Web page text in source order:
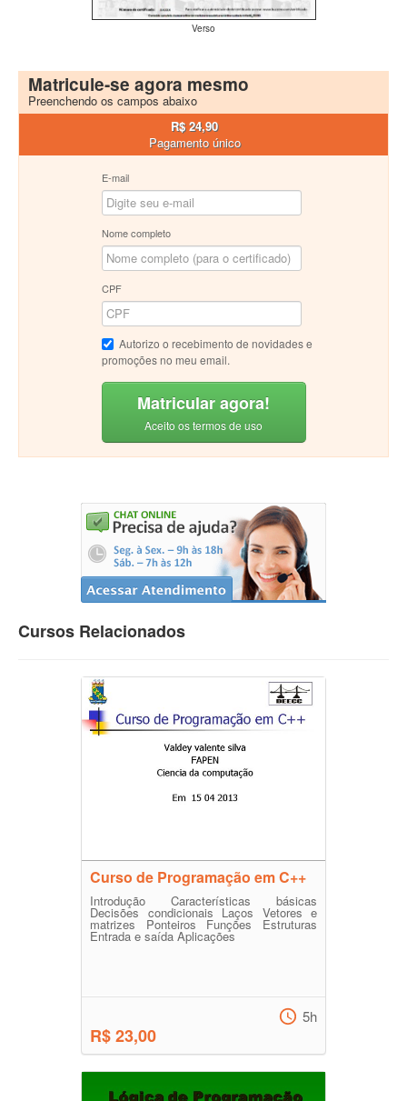
Verso
Matricule-se agora mesmo
Preenchendo os campos abaixo
R$ 24,90
Pagamento único
E-mail
Nome completo
CPF
Autorizo o recebimento de novidades e
promoções no meu email.
Matricular agora!
Aceito os termos de uso
Cursos Relacionados
Curso de Programação em C++
Introdução Características básicas
Decisões condicionais Laços Vetores e
matrizes Ponteiros Funções Estruturas
Entrada e saída Aplicações
R$ 23,00
5h